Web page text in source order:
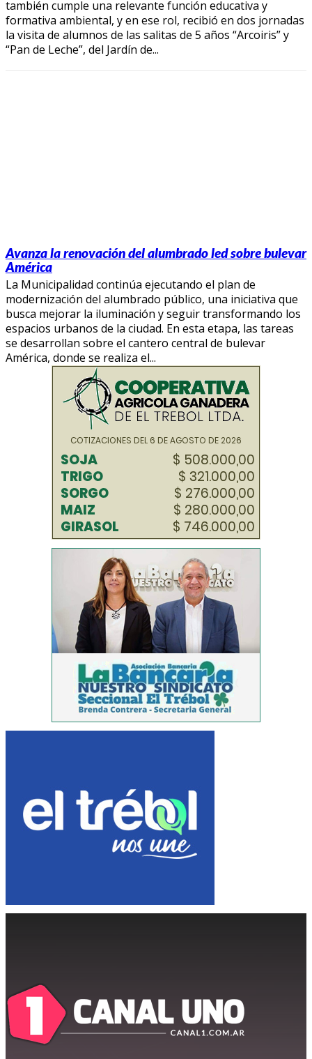
también cumple una relevante función educativa y
formativa ambiental, y en ese rol, recibió en dos jornadas
la visita de alumnos de las salitas de 5 años “Arcoiris” y
“Pan de Leche”, del Jardín de...
Avanza la renovación del alumbrado led sobre bulevar
América
La Municipalidad continúa ejecutando el plan de
modernización del alumbrado público, una iniciativa que
busca mejorar la iluminación y seguir transformando los
espacios urbanos de la ciudad. En esta etapa, las tareas
se desarrollan sobre el cantero central de bulevar
América, donde se realiza el...